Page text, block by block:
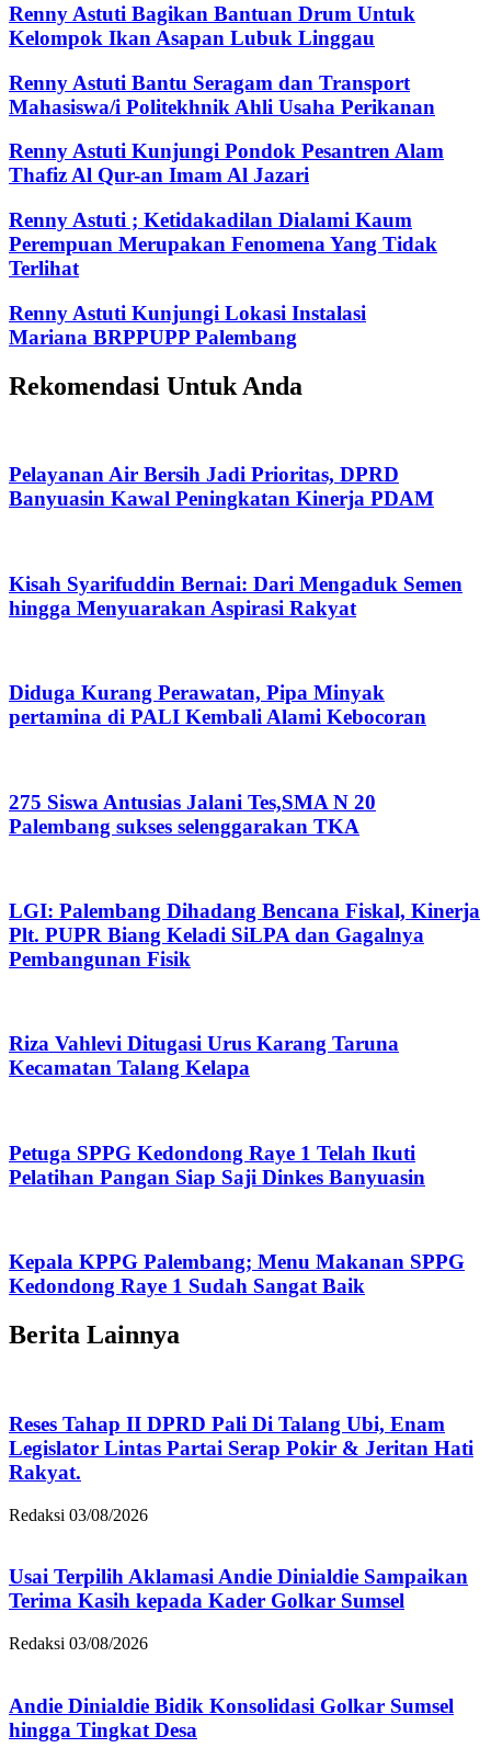
Renny Astuti Bagikan Bantuan Drum Untuk
Kelompok Ikan Asapan Lubuk Linggau
Renny Astuti Bantu Seragam dan Transport
Mahasiswa/i Politekhnik Ahli Usaha Perikanan
Renny Astuti Kunjungi Pondok Pesantren Alam
Thafiz Al Qur-an Imam Al Jazari
Renny Astuti ; Ketidakadilan Dialami Kaum
Perempuan Merupakan Fenomena Yang Tidak
Terlihat
Renny Astuti Kunjungi Lokasi Instalasi
Mariana BRPPUPP Palembang
Rekomendasi Untuk Anda
Pelayanan Air Bersih Jadi Prioritas, DPRD
Banyuasin Kawal Peningkatan Kinerja PDAM
Kisah Syarifuddin Bernai: Dari Mengaduk Semen
hingga Menyuarakan Aspirasi Rakyat
Diduga Kurang Perawatan, Pipa Minyak
pertamina di PALI Kembali Alami Kebocoran
275 Siswa Antusias Jalani Tes,SMA N 20
Palembang sukses selenggarakan TKA
LGI: Palembang Dihadang Bencana Fiskal, Kinerja
Plt. PUPR Biang Keladi SiLPA dan Gagalnya
Pembangunan Fisik
Riza Vahlevi Ditugasi Urus Karang Taruna
Kecamatan Talang Kelapa
Petuga SPPG Kedondong Raye 1 Telah Ikuti
Pelatihan Pangan Siap Saji Dinkes Banyuasin
Kepala KPPG Palembang; Menu Makanan SPPG
Kedondong Raye 1 Sudah Sangat Baik
Berita Lainnya
Reses Tahap II DPRD Pali Di Talang Ubi, Enam
Legislator Lintas Partai Serap Pokir & Jeritan Hati
Rakyat.
Redaksi 03/08/2026
Usai Terpilih Aklamasi Andie Dinialdie Sampaikan
Terima Kasih kepada Kader Golkar Sumsel
Redaksi 03/08/2026
Andie Dinialdie Bidik Konsolidasi Golkar Sumsel
hingga Tingkat Desa